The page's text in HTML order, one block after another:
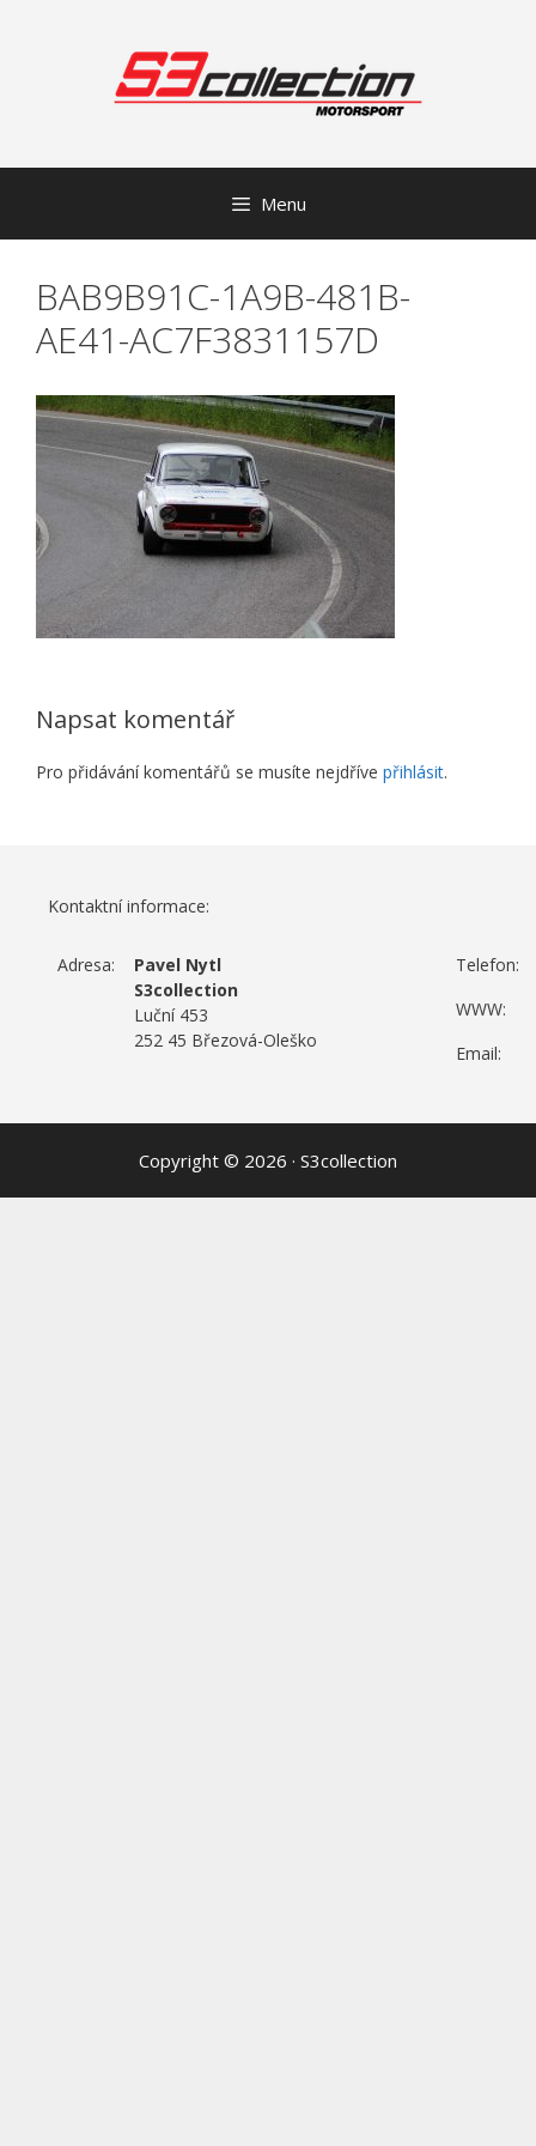
Menu
BAB9B91C-1A9B-481B-
AE41-AC7F3831157D
Napsat komentář
Pro přidávání komentářů se musíte nejdříve přihlásit.
Kontaktní informace:
Adresa:
Pavel Nytl
S3collection
Luční 453
252 45 Březová-Oleško
Telefon:
WWW:
Email:
Copyright © 2026 · S3collection